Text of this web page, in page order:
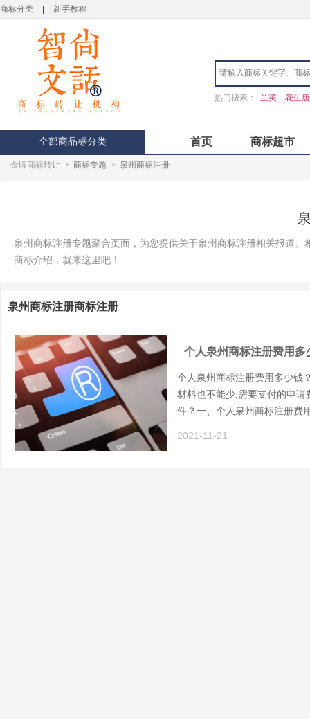
商标分类 新手教程
热门搜索： 兰芙 花生唐
全部商品标分类 首页 商标超市
金牌商标转让 > 商标专题 > 泉州商标注册
泉州商标注册专题聚合页面，为您提供关于泉州商标注册相关报道
商标介绍，就来这里吧！
泉州商标注册商标注册
个人泉州商标注册费用
个人泉州商标注册费用多少钱
材料也不能少,需要支付的申
件？一、个人泉州商标注册费
2021-11-21